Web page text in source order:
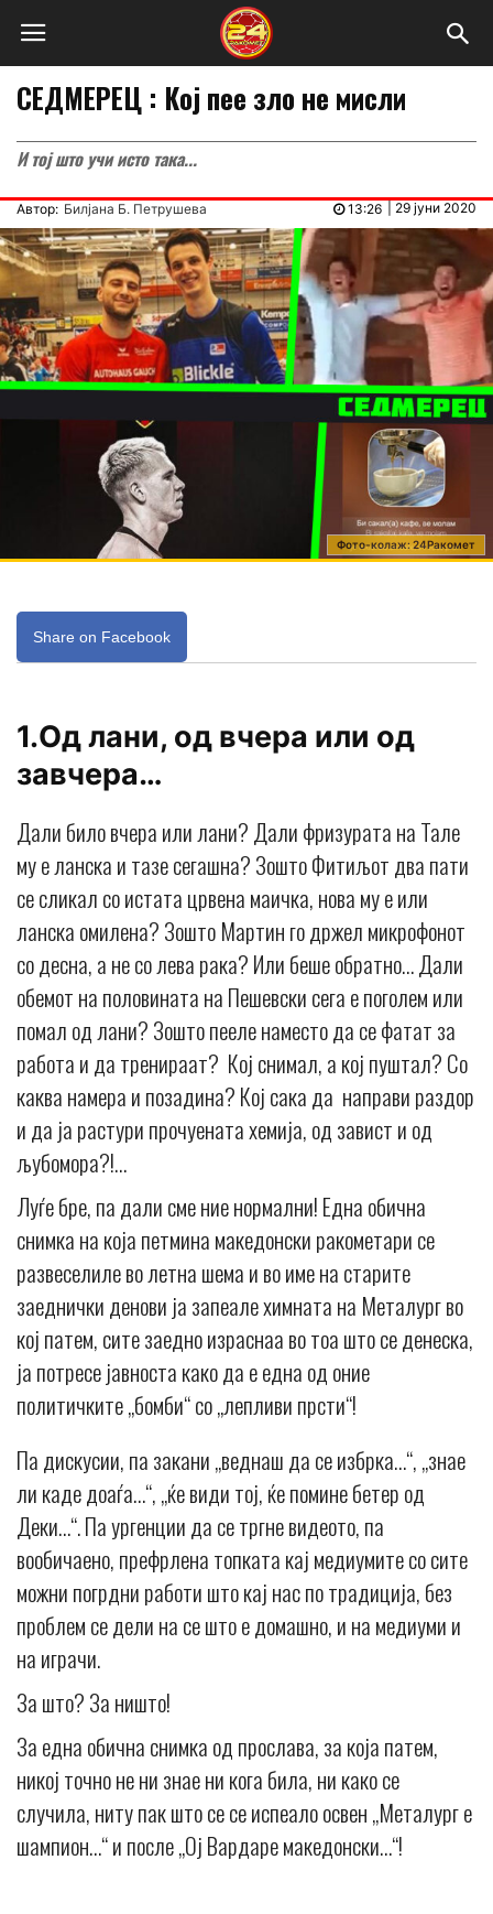
СЕДМЕРЕЦ : Кој пее зло не мисли
И тој што учи исто така...
Автор: Билјана Б. Петрушева 29 јуни 2020
13:26
Фото-колаж: 24Ракомет
Share on Facebook
1.Од лани, од вчера или од
завчера…
Дали било вчера или лани? Дали фризурата на Тале
му е ланска и тазе сегашна? Зошто Фитиљот два пати
се сликал со истата црвена маичка, нова му е или
ланска омилена? Зошто Мартин го држел микрофонот
со десна, а не со лева рака? Или беше обратно… Дали
обемот на половината на Пешевски сега е поголем или
помал од лани? Зошто пееле наместо да се фатат за
работа и да тренираат? Кој снимал, а кој пуштал? Со
каква намера и позадина? Кој сака да направи раздор
и да ја растури прочуената хемија, од завист и од
љубомора?!…
Луѓе бре, па дали сме ние нормални! Една обична
снимка на која петмина македонски ракометари се
развеселиле во летна шема и во име на старите
заеднички денови ја запеале химната на Металург во
кој патем, сите заедно израснаа во тоа што се денеска,
ја потресе јавноста како да е една од оние
политичките „бомби“ со „лепливи прсти“!
Па дискусии, па закани „веднаш да се избрка…“, „знае
ли каде доаѓа…“, „ќе види тој, ќе помине бетер од
Деки…“. Па ургенции да се тргне видеото, па
вообичаено, префрлена топката кај медиумите со сите
можни погрдни работи што кај нас по традиција, без
проблем се дели на се што е домашно, и на медиуми и
на играчи.
За што? За ништо!
За една обична снимка од прослава, за која патем,
никој точно не ни знае ни кога била, ни како се
случила, ниту пак што се се испеало освен „Металург е
шампион…“ и после „Ој Вардаре македонски…“!